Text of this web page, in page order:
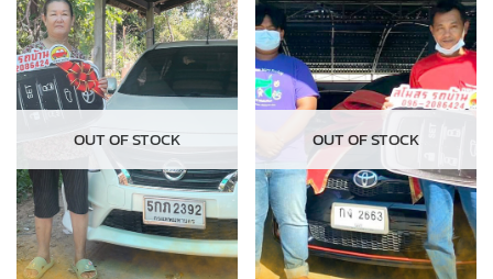
OUT OF STOCK OUT OF STOCK